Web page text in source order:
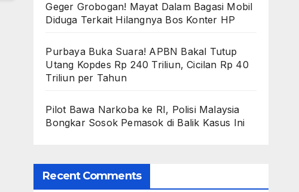
Geger Grobogan! Mayat Dalam Bagasi Mobil
Diduga Terkait Hilangnya Bos Konter HP
Purbaya Buka Suara! APBN Bakal Tutup
Utang Kopdes Rp 240 Triliun, Cicilan Rp 40
Triliun per Tahun
Pilot Bawa Narkoba ke RI, Polisi Malaysia
Bongkar Sosok Pemasok di Balik Kasus Ini
Recent Comments